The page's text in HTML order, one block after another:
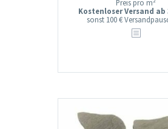
Preis pro m²
Kostenloser Versand ab
sonst 100 €